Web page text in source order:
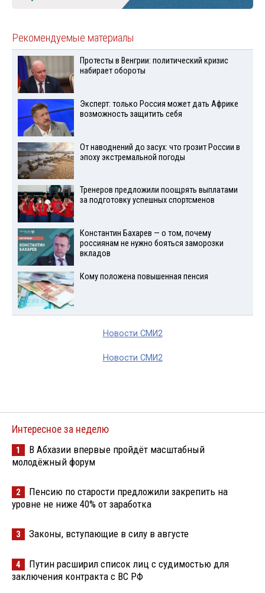
Рекомендуемые материалы
Протесты в Венгрии: политический кризис
набирает обороты
Эксперт: только Россия может дать Африке
возможность защитить себя
От наводнений до засух: что грозит России в
эпоху экстремальной погоды
Тренеров предложили поощрять выплатами
за подготовку успешных спортсменов
Константин Бахарев — о том, почему
россиянам не нужно бояться заморозки
вкладов
Кому положена повышенная пенсия
Новости СМИ2
Новости СМИ2
Интересное за неделю
1
В Абхазии впервые пройдёт масштабный
молодёжный форум
2
Пенсию по старости предложили закрепить на
уровне не ниже 40% от заработка
3 Законы, вступающие в силу в августе
4
Путин расширил список лиц с судимостью для
заключения контракта с ВС РФ